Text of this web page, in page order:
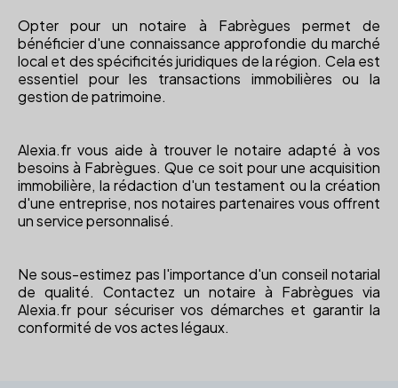
Opter pour un notaire à Fabrègues permet de
bénéficier d'une connaissance approfondie du marché
local et des spécificités juridiques de la région. Cela est
essentiel pour les transactions immobilières ou la
gestion de patrimoine.
Alexia.fr vous aide à trouver le notaire adapté à vos
besoins à Fabrègues. Que ce soit pour une acquisition
immobilière, la rédaction d'un testament ou la création
d'une entreprise, nos notaires partenaires vous offrent
un service personnalisé.
Ne sous-estimez pas l'importance d'un conseil notarial
de qualité. Contactez un notaire à Fabrègues via
Alexia.fr pour sécuriser vos démarches et garantir la
conformité de vos actes légaux.